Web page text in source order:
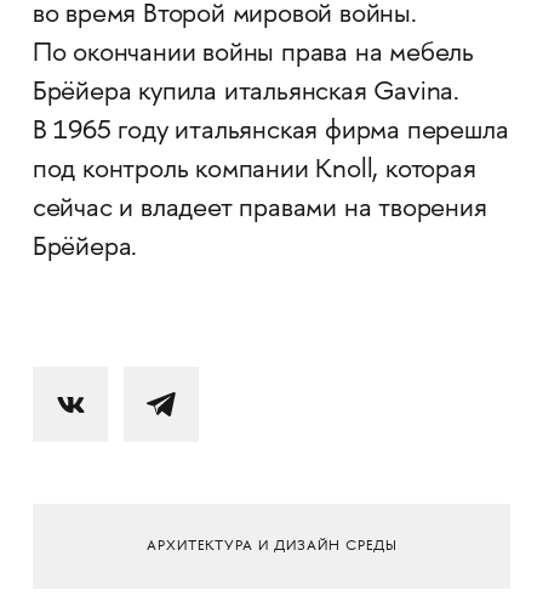
во время Второй мировой войны.
По окончании войны права на мебель
Брёйера купила итальянская Gavina.
В 1965 году итальянская фирма перешла
под контроль компании Knoll, которая
сейчас и владеет правами на творения
Брёйера.
АРХИТЕКТУРА И ДИЗАЙН СРЕДЫ